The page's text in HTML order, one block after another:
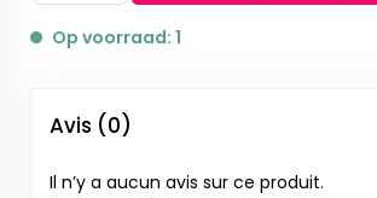
Op voorraad: 1
Avis (0)
Il n’y a aucun avis sur ce produit.